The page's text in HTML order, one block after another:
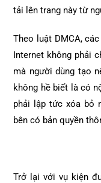
tải lên trang này từ
Theo luật DMCA,
Internet không phải
mà người dùng tạo
không hề biết là có
phải lập tức xóa bỏ
bên có bản quyền
Trở lại với vụ kiện